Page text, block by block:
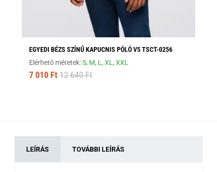
EGYEDI BÉZS SZÍNŰ KAPUCNIS PÓLÓ V5 TSCT-0256
Elérhető méretek:S, M, L,XL,XXL
7 010 Ft 12 640 Ft
LEÍRÁS TOVÁBBI LEÍRÁS